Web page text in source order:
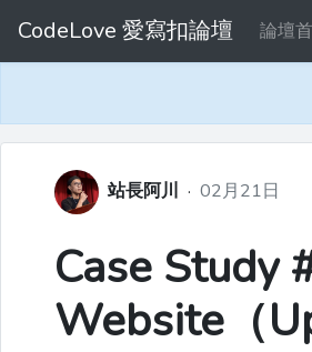
CodeLove 愛寫扣論壇 論壇
站長阿川 · 02月21日
Case Study
Website（